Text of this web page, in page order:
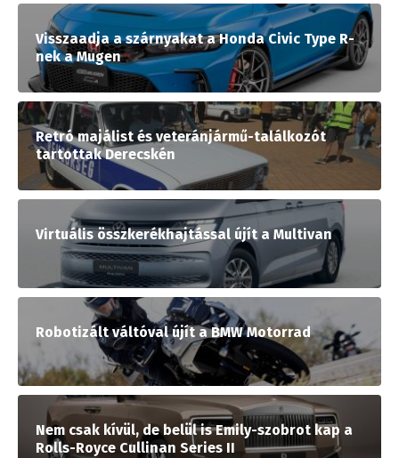
Visszaadja a szárnyakat a Honda Civic Type R-
nek a Mugen
Retró majálist és veteránjármű-találkozót
tartottak Derecskén
Virtuális összkerékhajtással újít a Multivan
Robotizált váltóval újít a BMW Motorrad
Nem csak kívül, de belül is Emily-szobrot kap a
Rolls-Royce Cullinan Series II